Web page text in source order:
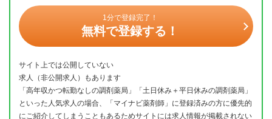
1分で登録完了！
無料で登録する！
サイト上では公開していない
求人（非公開求人）もあります
「高年収かつ転勤なしの調剤薬局」「土日休み＋平日休みの調剤薬局」
といった人気求人の場合、「マイナビ薬剤師」に登録済みの方に優先的
にご紹介してしまうこともあるためサイトには求人情報が掲載されない